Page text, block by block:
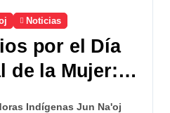
Noticias
por el Día
de la Mujer:
Desafíos en
Indígenas Jun Na'oj